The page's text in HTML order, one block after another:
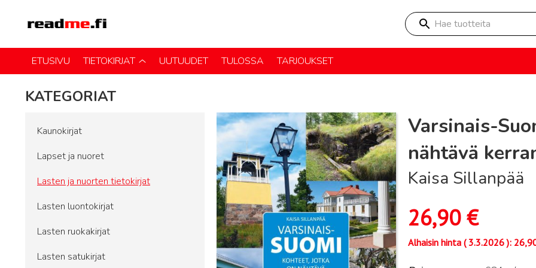
Hae tuotteita
ETUSIVU TIETOKIRJAT UUTUUDET TULOSSA TARJOUKSET
KATEGORIAT
Kaunokirjat
Lapset ja nuoret
Lasten ja nuorten tietokirjat
Lasten luontokirjat
Lasten ruokakirjat
Lasten satukirjat
Varsinais-
nähtävä
Kaisa Sillanpää
26,90€
Alhaisin hinta (3.3.2026):